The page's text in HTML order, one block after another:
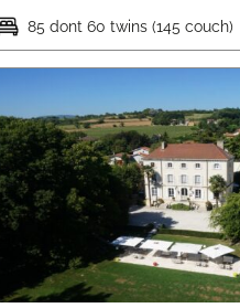
85 dont 60 twins (145 couch)
💎Domaine &
Séminaire Auvergne-Rhône-Alpes